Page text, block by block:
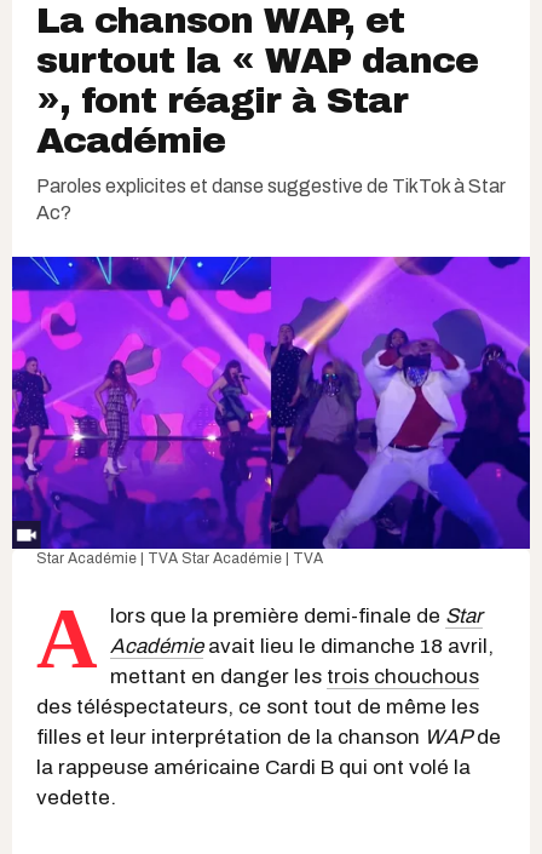
La chanson WAP, et
surtout la « WAP dance
», font réagir à Star
Académie
Paroles explicites et danse suggestive de TikTok à Star
Ac?
Star Académie | TVA Star Académie | TVA
A lors que la première demi-finale de Star
Académieavait lieu le dimanche 18 avril,
mettant en danger les trois chouchous
des téléspectateurs, ce sont tout de même les
filles et leur interprétation de la chanson WAPde
la rappeuse américaine Cardi B qui ont volé la
vedette.